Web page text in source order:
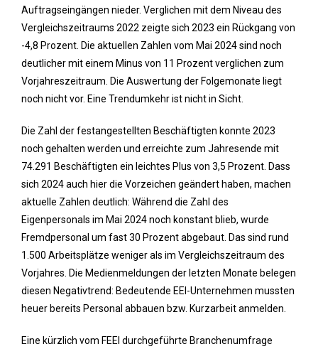
Auftragseingängen nieder. Verglichen mit dem Niveau des
Vergleichszeitraums 2022 zeigte sich 2023 ein Rückgang von
-4,8 Prozent. Die aktuellen Zahlen vom Mai 2024 sind noch
deutlicher mit einem Minus von 11 Prozent verglichen zum
Vorjahreszeitraum. Die Auswertung der Folgemonate liegt
noch nicht vor. Eine Trendumkehr ist nicht in Sicht.
Die Zahl der festangestellten Beschäftigten konnte 2023
noch gehalten werden und erreichte zum Jahresende mit
74.291 Beschäftigten ein leichtes Plus von 3,5 Prozent. Dass
sich 2024 auch hier die Vorzeichen geändert haben, machen
aktuelle Zahlen deutlich: Während die Zahl des
Eigenpersonals im Mai 2024 noch konstant blieb, wurde
Fremdpersonal um fast 30 Prozent abgebaut. Das sind rund
1.500 Arbeitsplätze weniger als im Vergleichszeitraum des
Vorjahres. Die Medienmeldungen der letzten Monate belegen
diesen Negativtrend: Bedeutende EEI-Unternehmen mussten
heuer bereits Personal abbauen bzw. Kurzarbeit anmelden.
Eine kürzlich vom FEEI durchgeführte Branchenumfrage